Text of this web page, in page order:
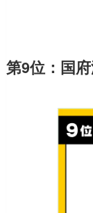
第9位：国